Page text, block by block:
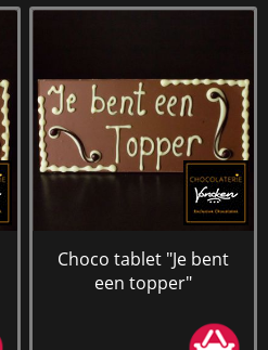
Choco tablet "Je bent
een topper"